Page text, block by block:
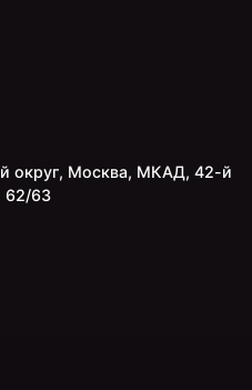
округ, Москва, МКАД, 42-й
62/63